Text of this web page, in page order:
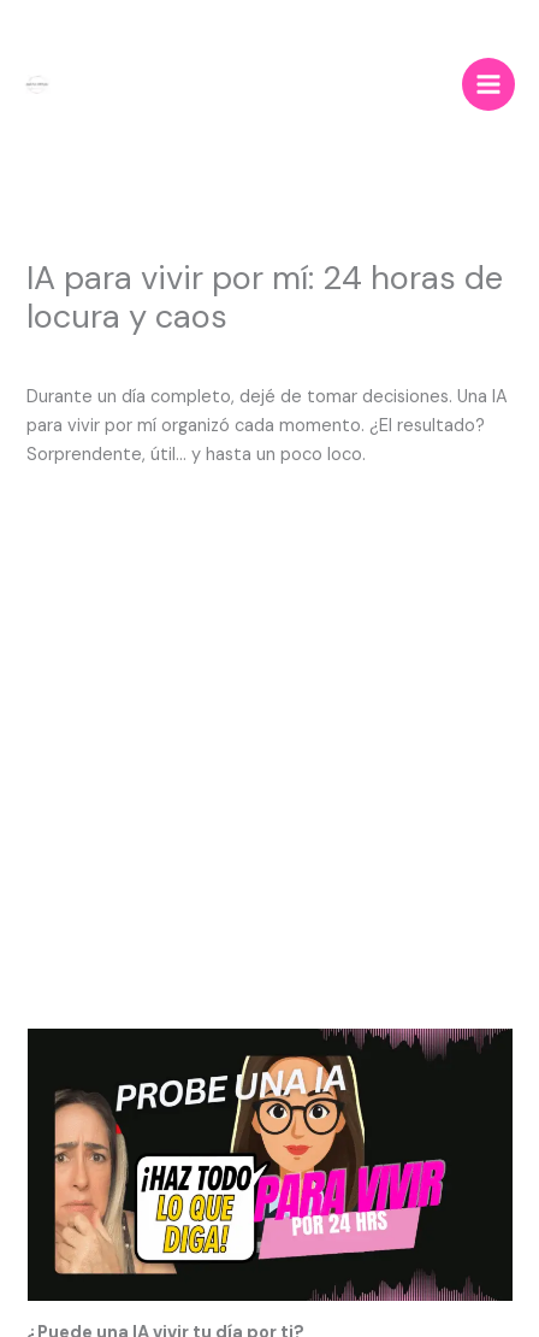
contenido
IA para vivir por mí: 24 horas de
locura y caos
Durante un día completo, dejé de tomar decisiones. Una IA
para vivir por mí organizó cada momento. ¿El resultado?
Sorprendente, útil… y hasta un poco loco.